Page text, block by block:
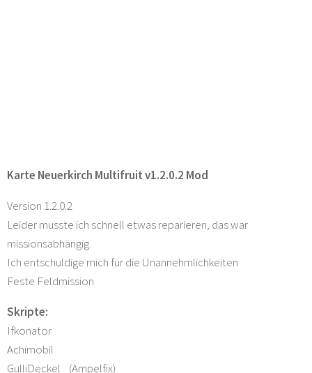
Karte Neuerkirch Multifruit v1.2.0.2 Mod
Version 1.2.0.2
Leider musste ich schnell etwas reparieren, das war
missionsabhängig.
Ich entschuldige mich für die Unannehmlichkeiten
Feste Feldmission
Skripte:
Ifkonator
Achimobil
GulliDeckel_ (Ampelfix)